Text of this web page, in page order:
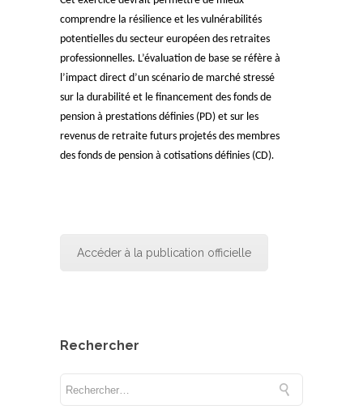
comprendre la résilience et les vulnérabilités
potentielles du secteur européen des retraites
professionnelles. L’évaluation de base se réfère à
l’impact direct d’un scénario de marché stressé
sur la durabilité et le financement des fonds de
pension à prestations définies (PD) et sur les
revenus de retraite futurs projetés des membres
des fonds de pension à cotisations définies (CD).
Accéder à la publication officielle
Rechercher